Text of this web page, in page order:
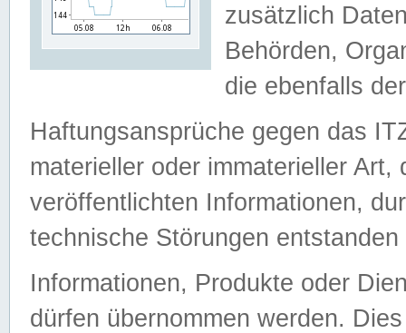
zusätzlich
Behörden,
die ebenfalls
Haftungsansprüche gegen das
materieller oder immaterieller
veröffentlichten Informationen,
technische Störungen
Informationen, Produkte oder
dürfen übernommen werden.